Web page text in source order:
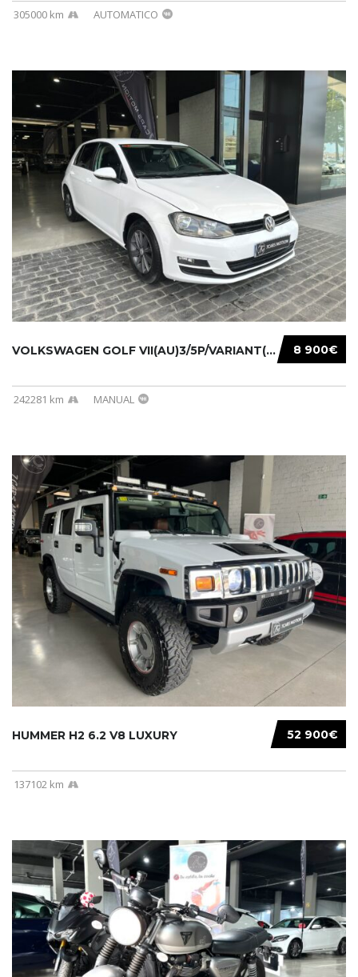
305000 km AUTOMATICO
8 900€
VOLKSWAGEN GOLF VII(AU)3/5P/VARIANT(12-16 20...
242281 km MANUAL
52 900€
HUMMER H2 6.2 V8 LUXURY
137102 km